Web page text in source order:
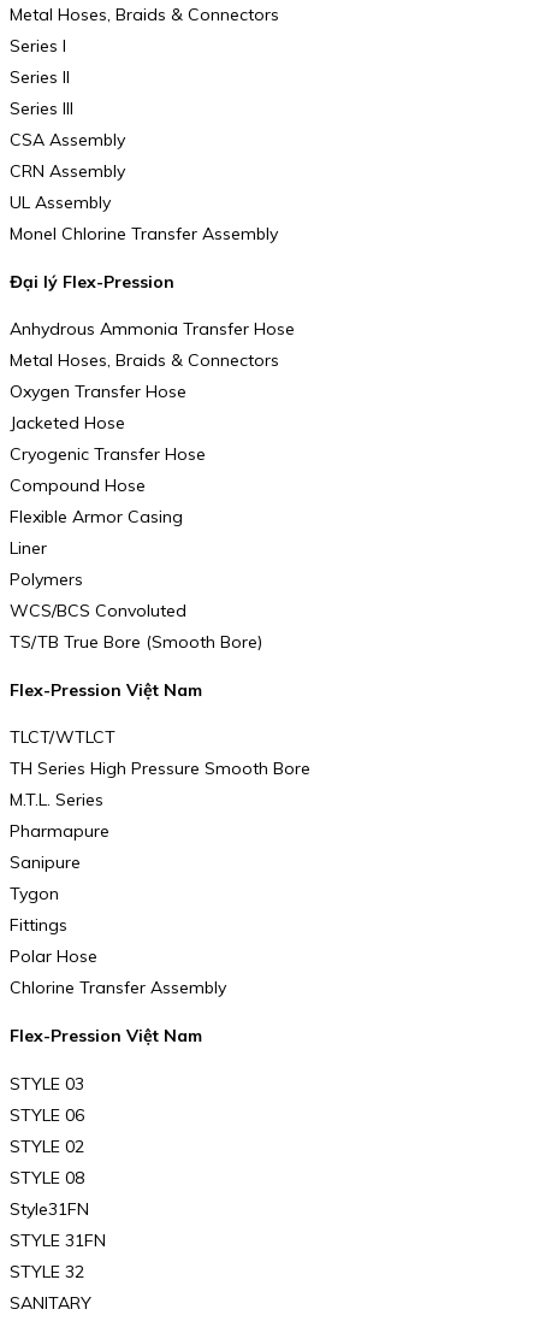
Metal Hoses, Braids & Connectors
Series I
Series II
Series III
CSA Assembly
CRN Assembly
UL Assembly
Monel Chlorine Transfer Assembly
Đại lý Flex-Pression
Anhydrous Ammonia Transfer Hose
Metal Hoses, Braids & Connectors
Oxygen Transfer Hose
Jacketed Hose
Cryogenic Transfer Hose
Compound Hose
Flexible Armor Casing
Liner
Polymers
WCS/BCS Convoluted
TS/TB True Bore (Smooth Bore)
Flex-Pression Việt Nam
TLCT/WTLCT
TH Series High Pressure Smooth Bore
M.T.L. Series
Pharmapure
Sanipure
Tygon
Fittings
Polar Hose
Chlorine Transfer Assembly
Flex-Pression Việt Nam
STYLE 03
STYLE 06
STYLE 02
STYLE 08
Style31FN
STYLE 31FN
STYLE 32
SANITARY